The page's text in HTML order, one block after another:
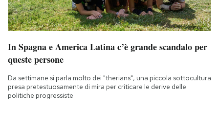
In Spagna e America Latina c’è grande scandalo per
queste persone
Da settimane si parla molto dei "therians", una piccola sottocultura
presa pretestuosamente di mira per criticare le derive delle
politiche progressiste